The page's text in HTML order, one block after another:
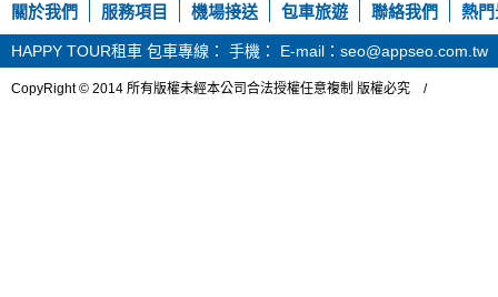
關於我們 服務項目 機場接送 包車旅遊 聯絡我們 熱
HAPPY TOUR租車 包車專線： 手機： E-mail：seo@appseo.com.tw
CopyRight © 2014 所有版權未經本公司合法授權任意複制 版權必究 /